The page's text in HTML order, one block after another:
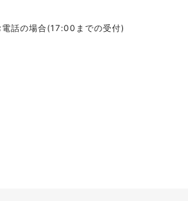
話の場合(17:00までの受付)